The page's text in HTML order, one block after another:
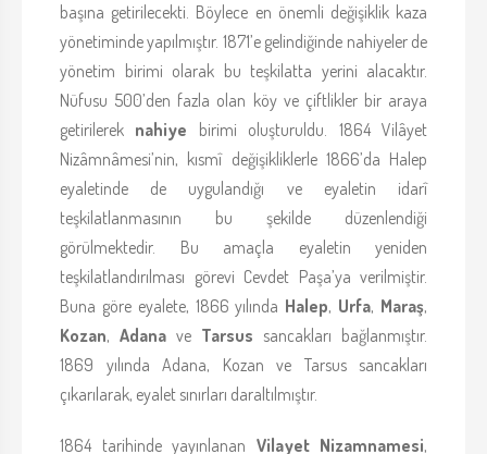
başına getirilecekti. Böylece en önemli değişiklik kaza
yönetiminde yapılmıştır. 1871’e gelindiğinde nahiyeler de
yönetim birimi olarak bu teşkilatta yerini alacaktır.
Nüfusu 500’den fazla olan köy ve çiftlikler bir araya
getirilerek nahiye birimi oluşturuldu. 1864 Vilâyet
Nizâmnâmesi’nin, kısmî değişikliklerle 1866’da Halep
eyaletinde de uygulandığı ve eyaletin idarî
teşkilatlanmasının bu şekilde düzenlendiği
görülmektedir. Bu amaçla eyaletin yeniden
teşkilatlandırılması görevi Cevdet Paşa’ya verilmiştir.
Buna göre eyalete, 1866 yılında Halep, Urfa, Maraş,
Kozan, Adana ve Tarsus sancakları bağlanmıştır.
1869 yılında Adana, Kozan ve Tarsus sancakları
çıkarılarak, eyalet sınırları daraltılmıştır.
1864 tarihinde yayınlanan Vilayet Nizamnamesi,